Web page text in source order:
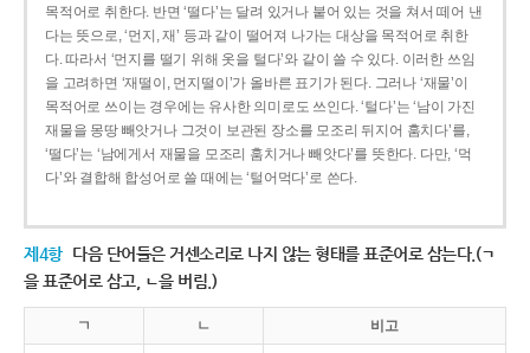
목적어로 취한다. 반면 ‘떨다’는 달려 있거나 붙어 있는 것을 쳐서 떼어 낸
다는 뜻으로, ‘먼지, 재’ 등과 같이 떨어져 나가는 대상을 목적어로 취한
다. 따라서 ‘먼지를 떨기 위해 옷을 털다’와 같이 쓸 수 있다. 이러한 쓰임
을 고려하면 ‘재떨이, 먼지떨이’가 올바른 표기가 된다. 그러나 ‘재물’이
목적어로 쓰이는 경우에는 유사한 의미로도 쓰인다. ‘털다’는 ‘남이 가진
재물을 몽땅 빼앗거나 그것이 보관된 장소를 모조리 뒤지어 훔치다’를,
‘떨다’는 ‘남에게서 재물을 모조리 훔치거나 빼앗다’를 뜻한다. 다만, ‘먹
다’와 결합해 합성어로 쓸 때에는 ‘털어먹다’로 쓴다.
제4항 다음 단어들은 거센소리로 나지 않는 형태를 표준어로 삼는다.(ㄱ
을 표준어로 삼고, ㄴ을 버림.)
ㄱ ㄴ 비고